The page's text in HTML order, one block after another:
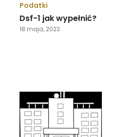
Podatki
Dsf-1 jak wypełnić?
18 maja, 2023